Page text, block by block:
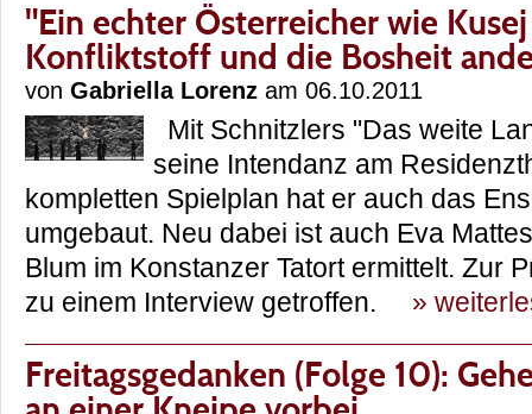
"Ein echter Österreicher wie
Konfliktstoff und die Bosheit
von Gabriella Lorenz am 06.10.2011
Mit Schnitzlers "Das weite
seine Intendanz am
kompletten Spielplan hat er auch das
umgebaut. Neu dabei ist auch Eva
Blum im Konstanzer Tatort ermittelt. Zur
zu einem Interview getroffen. »
Freitagsgedanken (Folge 10):